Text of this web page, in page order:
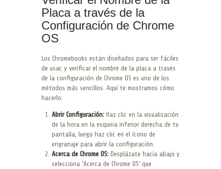
Placa a través de la
Configuración de Chrome
OS
Los Chromebooks están diseñados para ser fáciles
de usar, y verificar el nombre de la placa a través
de la configuración de Chrome OS es uno de los
métodos más sencillos. Aquí te mostramos cómo
hacerlo:
Abrir Configuración: Haz clic en la visualización
de la hora en la esquina inferior derecha de tu
pantalla, luego haz clic en el ícono de
engranaje para abrir la configuración.
Acerca de Chrome OS: Desplázate hacia abajo y
selecciona ‘Acerca de Chrome OS’ que